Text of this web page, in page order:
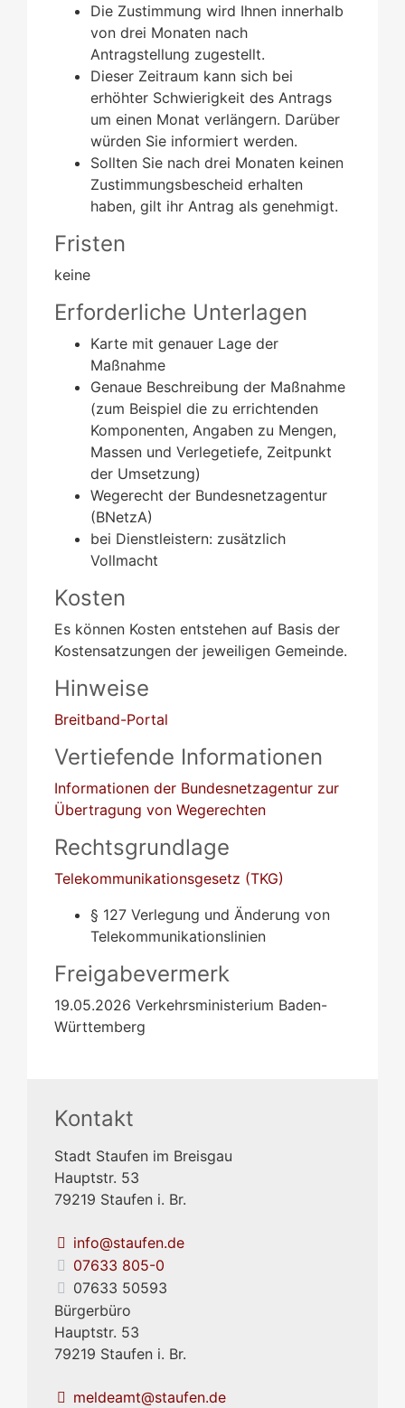
Die Zustimmung wird Ihnen innerhalb
von drei Monaten nach
Antragstellung zugestellt.
Dieser Zeitraum kann sich bei
erhöhter Schwierigkeit des Antrags
um einen Monat verlängern. Darüber
würden Sie informiert werden.
Sollten Sie nach drei Monaten keinen
Zustimmungsbescheid erhalten
haben, gilt ihr Antrag als genehmigt.
Fristen
keine
Erforderliche Unterlagen
Karte mit genauer Lage der
Maßnahme
Genaue Beschreibung der Maßnahme
(zum Beispiel die zu errichtenden
Komponenten, Angaben zu Mengen,
Massen und Verlegetiefe, Zeitpunkt
der Umsetzung)
Wegerecht der Bundesnetzagentur
(BNetzA)
bei Dienstleistern: zusätzlich
Vollmacht
Kosten
Es können Kosten entstehen auf Basis der
Kostensatzungen der jeweiligen Gemeinde.
Hinweise
Breitband-Portal
Vertiefende Informationen
Informationen der Bundesnetzagentur zur
Übertragung von Wegerechten
Rechtsgrundlage
Telekommunikationsgesetz (TKG)
§ 127 Verlegung und Änderung von
Telekommunikationslinien
Freigabevermerk
19.05.2026 Verkehrsministerium Baden-
Württemberg
Kontakt
Stadt Staufen im Breisgau
Hauptstr. 53
79219 Staufen i. Br.
info@staufen.de
07633 805-0
07633 50593
Bürgerbüro
Hauptstr. 53
79219 Staufen i. Br.
meldeamt@staufen.de